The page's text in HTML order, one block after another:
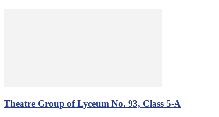
Theatre Group of Lyceum No. 93, Class 5-A